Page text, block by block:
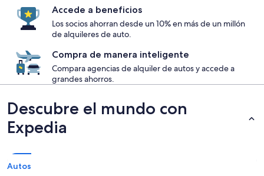
Accede a beneficios
Los socios ahorran desde un 10% en más de un millón
de alquileres de auto.
Compra de manera inteligente
Compara agencias de alquiler de autos y accede a
grandes ahorros.
Descubre el mundo con
Expedia
Autos